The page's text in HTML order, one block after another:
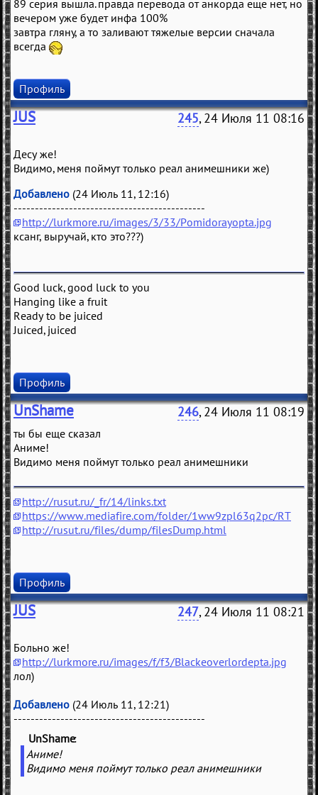
89 серия вышла. правда перевода от анкорда еще нет, но
вечером уже будет инфа 100%
завтра гляну, а то заливают тяжелые версии сначала
всегда
Профиль
JUS 245, 24 Июля 11 08:16
Десу же!
Видимо, меня поймут только реал анимешники же)
Добавлено (24 Июль 11, 12:16)
---------------------------------------------
http://lurkmore.ru/images/3/33/Pomidorayopta.jpg
ксанг, выручай, кто это???)
Good luck, good luck to you
Hanging like a fruit
Ready to be juiced
Juiced, juiced
Профиль
UnShame 246, 24 Июля 11 08:19
ты бы еще сказал
Аниме!
Видимо меня поймут только реал анимешники
http://rusut.ru/_fr/14/links.txt
https://www.mediafire.com/folder/1ww9zpl63q2pc/RT
http://rusut.ru/files/dump/filesDump.html
Профиль
JUS 247, 24 Июля 11 08:21
Больно же!
http://lurkmore.ru/images/f/f3/Blackeoverlordepta.jpg
лол)
Добавлено (24 Июль 11, 12:21)
---------------------------------------------
UnShame
Аниме!
Видимо меня поймут только реал анимешники